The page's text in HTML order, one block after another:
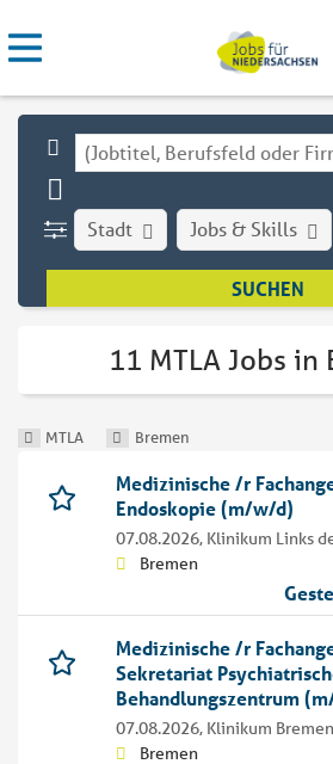
Stadt Jobs & Skills
11 MTLA Jobs in
MTLA Bremen
Medizinische /r
Endoskopie (m/w/d)
07.08.2026, Klinikum Links
Bremen
Medizinische /r
Sekretariat
Behandlungszentrum
07.08.2026, Klinikum
Bremen